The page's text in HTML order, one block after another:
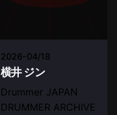
2026-04/18
横井 ジン
Drummer JAPAN
DRUMMER ARCHIVE